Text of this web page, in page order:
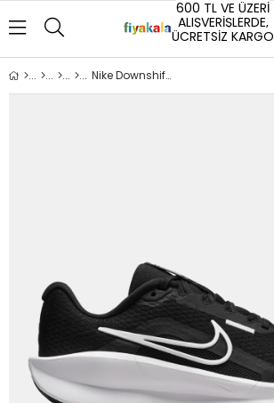
600 TL VE ÜZERİ
ALIŞVERİŞLERDE,
ÜCRETSİZ KARGO
Nike Downshifter Kadın Spor Ayakkabı Siyah/Beyaz (FD6476-001)